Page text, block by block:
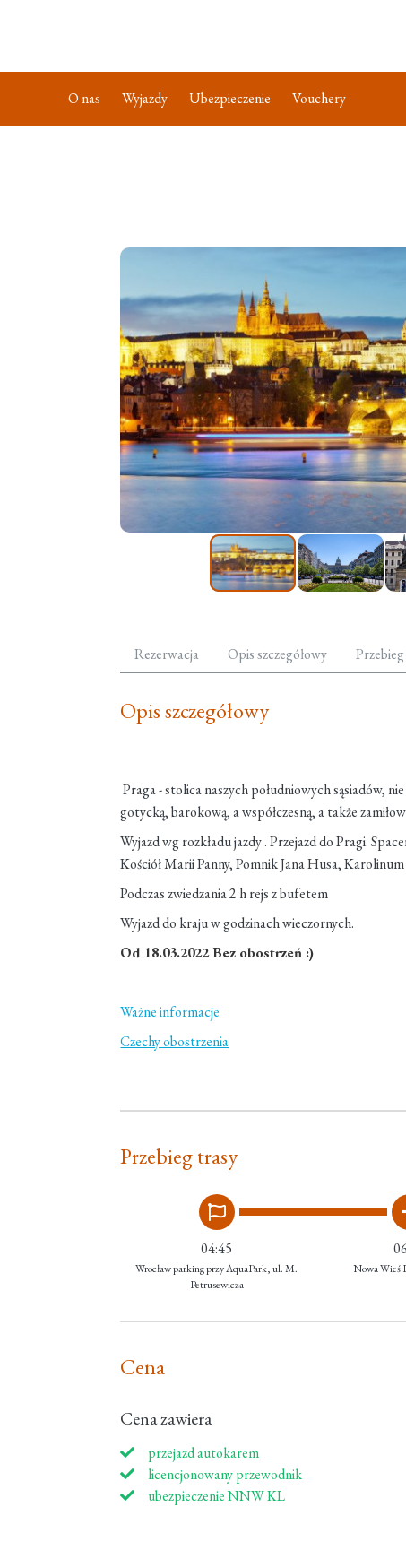
O nas Wyjazdy Ubezpieczenie Vouchery
Rezerwacja Opis szczegółowy
Opis szczegółowy
Praga - stolica naszych południowych sąsiadów,
gotycką, barokową, a współczesną, a także
Wyjazd wg rozkładu jazdy . Przejazd do Pragi.
Kościół Marii Panny, Pomnik Jana Husa,
Podczas zwiedzania 2 h rejs z bufetem
Wyjazd do kraju w godzinach wieczornych.
Od 18.03.2022 Bez obostrzeń :)
Ważne informacje
Czechy obostrzenia
Przebieg trasy
04:45
Wrocław parking przy AquaPark, ul. M.
Petrusewicza
Nowa Wieś
Cena
Cena zawiera
przejazd autokarem
licencjonowany przewodnik
ubezpieczenie NNW KL